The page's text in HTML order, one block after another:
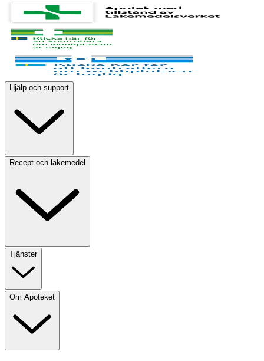
Hjälp och support
Recept och läkemedel
Tjänster
Om Apoteket